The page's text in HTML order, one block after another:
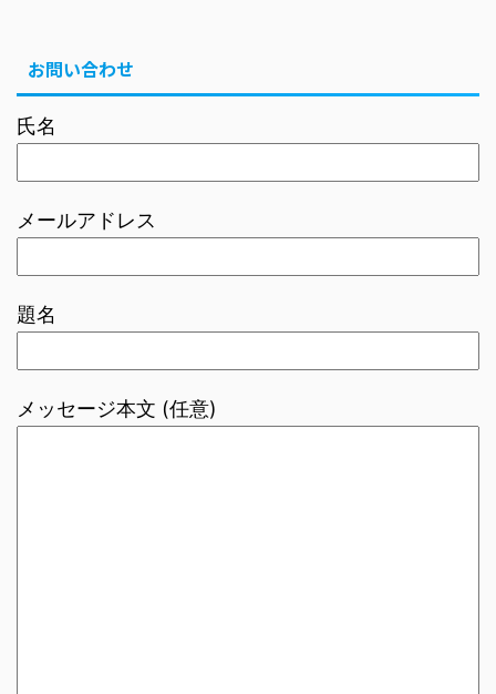
お問い合わせ
氏名
メールアドレス
題名
メッセージ本文 (任意)